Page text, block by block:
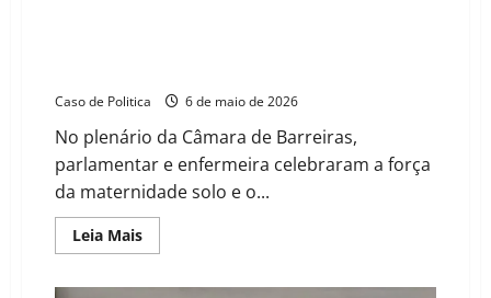
Caso de Politica 6 de maio de 2026
No plenário da Câmara de Barreiras,
parlamentar e enfermeira celebraram a força
da maternidade solo e o...
Leia MaisRead
more